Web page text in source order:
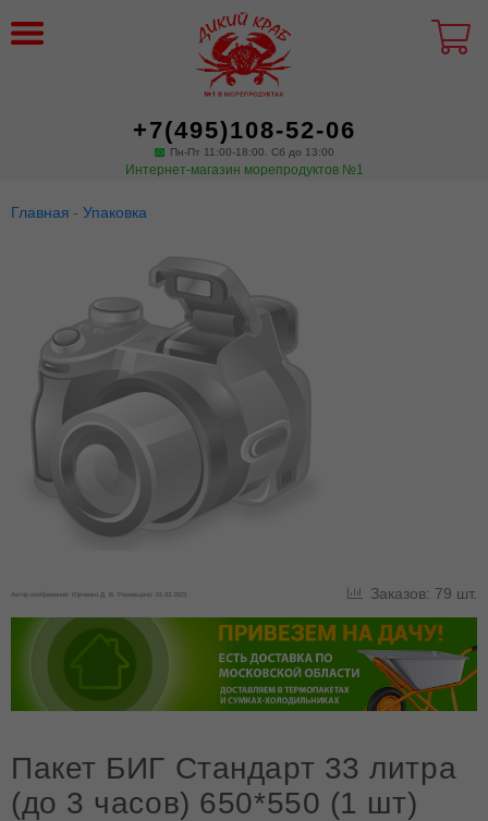
+7(495)108-52-06
Пн-Пт 11:00-18:00. Сб до 13:00
Интернет-магазин морепродуктов №1
Главная Упаковка
Автор изображения: Юрченко Д. В. Размещено: 01.03.2023 Заказов: 79 шт.
Пакет БИГ Стандарт 33 литра
(до 3 часов) 650*550 (1 шт)